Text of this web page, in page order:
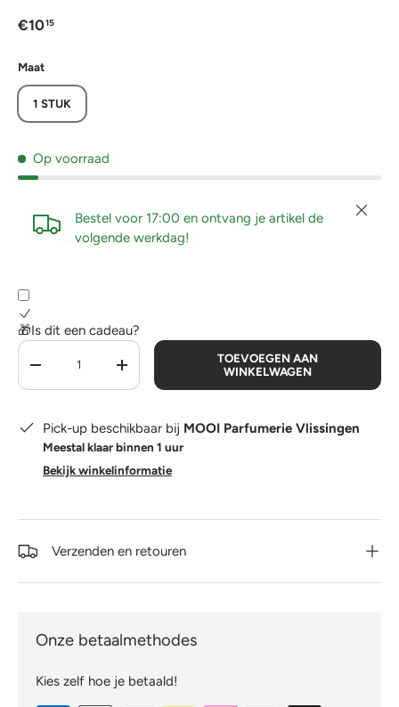
€1015
Maat
1 STUK
Op voorraad
Bestel voor 17:00 en ontvang je artikel de
volgende werkdag!
Sluiten
🎁Is dit een cadeau?
Aantal
-
+
TOEVOEGEN AAN
WINKELWAGEN
Pick-up beschikbaar bij MOOI Parfumerie Vlissingen
Meestal klaar binnen 1 uur
Bekijk winkelinformatie
Verzenden en retouren
Onze betaalmethodes
Kies zelf hoe je betaald!